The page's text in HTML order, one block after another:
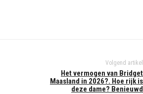
Volgend artikel
Het vermogen van Bridget
Maasland in 2026?. Hoe rijk is
deze dame? Benieuwd